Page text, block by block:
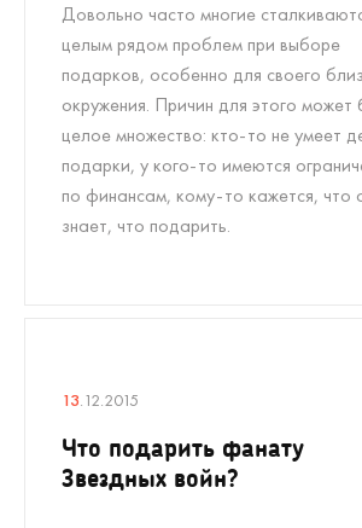
Довольно часто многие
целым рядом проблем при выборе
подарков, особенно для своего
окружения. Причин для этого может
целое множество: кто-то не умеет
подарки, у кого-то имеются
по финансам, кому-то кажется, что
знает, что подарить.
13.12.2015
Что подарить фанату
Звездных войн?